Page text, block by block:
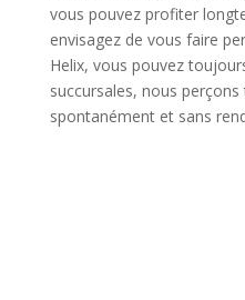
vous pouvez profiter
envisagez de vous faire
Helix, vous pouvez
succursales, nous
spontanément et sans